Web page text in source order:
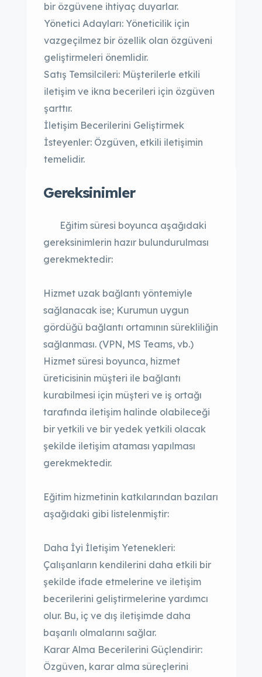
bir özgüvene ihtiyaç duyarlar.
Yönetici Adayları: Yöneticilik için
vazgeçilmez bir özellik olan özgüveni
geliştirmeleri önemlidir.
Satış Temsilcileri: Müşterilerle etkili
iletişim ve ikna becerileri için özgüven
şarttır.
İletişim Becerilerini Geliştirmek
İsteyenler: Özgüven, etkili iletişimin
temelidir.
Gereksinimler
Eğitim süresi boyunca aşağıdaki
gereksinimlerin hazır bulundurulması
gerekmektedir:
Hizmet uzak bağlantı yöntemiyle
sağlanacak ise; Kurumun uygun
gördüğü bağlantı ortamının sürekliliğin
sağlanması. (VPN, MS Teams, vb.)
Hizmet süresi boyunca, hizmet
üreticisinin müşteri ile bağlantı
kurabilmesi için müşteri ve iş ortağı
tarafında iletişim halinde olabileceği
bir yetkili ve bir yedek yetkili olacak
şekilde iletişim ataması yapılması
gerekmektedir.
Eğitim hizmetinin katkılarından bazıları
aşağıdaki gibi listelenmiştir:
Daha İyi İletişim Yetenekleri:
Çalışanların kendilerini daha etkili bir
şekilde ifade etmelerine ve iletişim
becerilerini geliştirmelerine yardımcı
olur. Bu, iç ve dış iletişimde daha
başarılı olmalarını sağlar.
Karar Alma Becerilerini Güçlendirir:
Özgüven, karar alma süreçlerini